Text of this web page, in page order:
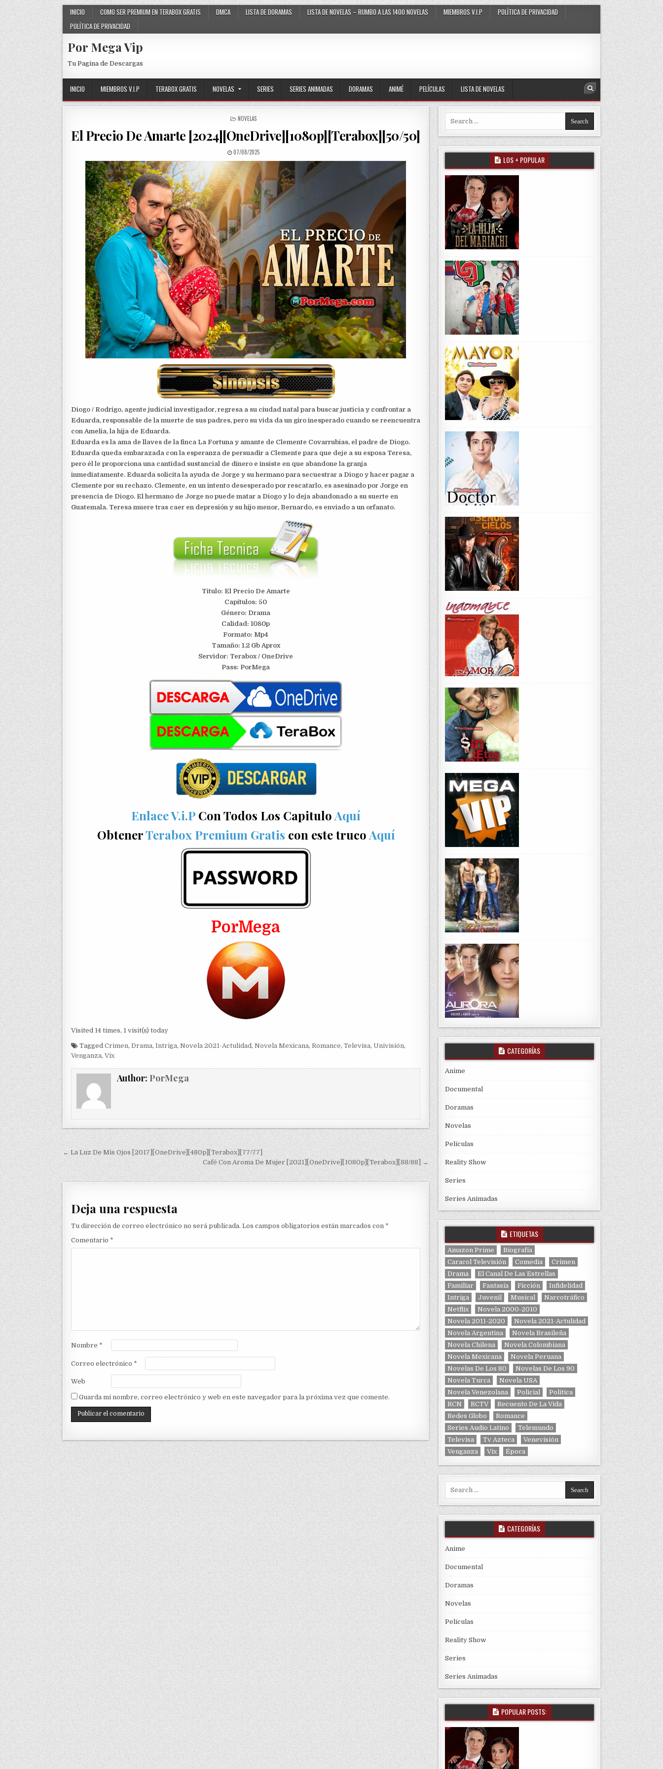
Skip to content INICIO COMO SER PREMIUM EN TERABOX GRATIS DMCA LISTA DE DORAMAS LISTA DE NOVELAS – RUMBO A LAS 1400 NOVELAS MIEMBROS V.I.P
POLÍTICA DE PRIVACIDAD
POLÍTICA DE PRIVACIDAD
Por Mega Vip
Tu Pagina de Descargas
INICIO MIEMBROS V.I.P TERABOX GRATIS NOVELAS SERIES SERIES ANIMADAS DORAMAS ANIMÉ PELÍCULAS LISTA DE NOVELAS Search
POSTED IN
NOVELAS
El Precio De Amarte [2024][OneDrive][1080p][Terabox][50/50]
PUBLISHED DATE:
07/08/2025
Diogo / Rodrigo, agente judicial investigador, regresa a su ciudad natal para buscar justicia y confrontar a
Eduarda, responsable de la muerte de sus padres, pero su vida da un giro inesperado cuando se reencuentra
con Amelia, la hija de Eduarda.
Eduarda es la ama de llaves de la finca La Fortuna y amante de Clemente Covarrubias, el padre de Diogo.
Eduarda queda embarazada con la esperanza de persuadir a Clemente para que deje a su esposa Teresa,
pero él le proporciona una cantidad sustancial de dinero e insiste en que abandone la granja
inmediatamente. Eduarda solicita la ayuda de Jorge y su hermano para secuestrar a Diogo y hacer pagar a
Clemente por su rechazo. Clemente, en un intento desesperado por rescatarlo, es asesinado por Jorge en
presencia de Diogo. El hermano de Jorge no puede matar a Diogo y lo deja abandonado a su suerte en
Guatemala. Teresa muere tras caer en depresión y su hijo menor, Bernardo, es enviado a un orfanato.
Titulo: El Precio De Amarte
Capítulos: 50
Género: Drama
Calidad: 1080p
Formato: Mp4
Tamaño: 1.2 Gb Aprox
Servidor: Terabox / OneDrive
Pass: PorMega
Enlace V.i.P Con Todos Los CapituloAquí
ObtenerTerabox Premium Gratis con este truco Aquí
PorMega
Visited 14 times, 1 visit(s) today
Tagged Crimen, Drama, Intriga, Novela 2021-Actulidad, Novela Mexicana, Romance, Televisa, Univisión,
Venganza, Vix
Author: PorMega
Navegación de entradas
← La Luz De Mis Ojos [2017][OneDrive][480p][Terabox][77/77]
Café Con Aroma De Mujer [2021][OneDrive][1080p][Terabox][88/88] →
Deja una respuesta
Tu dirección de correo electrónico no será publicada. Los campos obligatorios están marcados con *
Comentario *
Nombre *
Correo electrónico *
Web
Guarda mi nombre, correo electrónico y web en este navegador para la próxima vez que comente.
Search for:
LOS + POPULAR
CATEGORÍAS
Anime
Documental
Doramas
Novelas
Películas
Reality Show
Series
Series Animadas
ETIQUETAS
Amazon Prime
Biografía
Caracol Televisión
Comedia
Crimen
Drama
El Canal De Las Estrellas
Familiar
Fantasía Ficción
Infidelidad
Intriga
Juvenil Musical
Narcotráfico
Netflix
Novela 2000-2010
Novela 2011-2020
Novela 2021-Actulidad
Novela Argentina
Novela Brasileña
Novela Chilena
Novela Colombiana
Novela Mexicana
Novela Peruana
Novelas De Los 80
Novelas De Los 90
Novela Turca
Novela USA
Novela Venezolana
Policial
Política
RCN
RCTV
Recuento De La Vida
Redes Globo
Romance
Series Audio Latino
Telemundo
Televisa
Tv Azteca
Venevisión
Venganza
Vix Época
Search for:
CATEGORÍAS
Anime
Documental
Doramas
Novelas
Películas
Reality Show
Series
Series Animadas
POPULAR POSTS: